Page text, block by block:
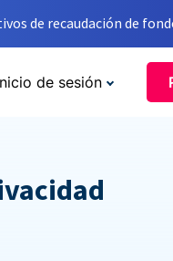
de recaudación de
de sesión